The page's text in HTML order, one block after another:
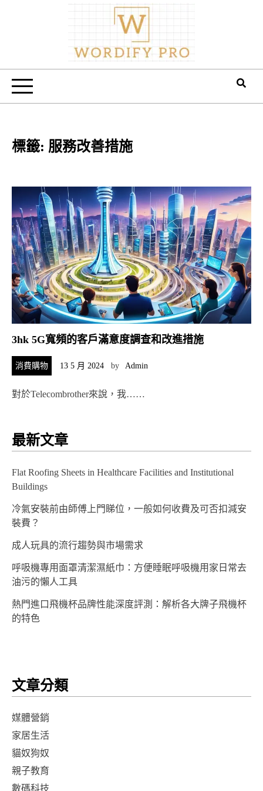
Wordify Pro
標籤: 服務改善措施
3hk 5G寬頻的客戶滿意度調查和改進措施
消費購物 13 5 月 2024 by Admin
對於Telecombrother來說，我……
最新文章
Flat Roofing Sheets in Healthcare Facilities and Institutional
Buildings
冷氣安裝前由師傅上門睇位，一般如何收費及可否扣減安
裝費？
成人玩具的流行趨勢與市場需求
呼吸機專用面罩清潔濕紙巾：方便睡眠呼吸機用家日常去
油污的懶人工具
熱門進口飛機杯品牌性能深度評測：解析各大牌子飛機杯
的特色
文章分類
媒體營銷
家居生活
貓奴狗奴
親子教育
數碼科技